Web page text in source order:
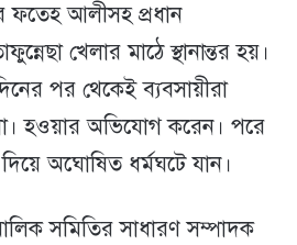
ফতেহ আলীসহ প্রধান
খেলার মাঠে স্থানান্তর হয়।
দিনের পর থেকেই ব্যবসায়ীরা
হওয়ার অভিযােগ করেন। পরে
অঘােষিত ধর্মঘটে যান।
সমিতির সাধারণ সম্পাদক